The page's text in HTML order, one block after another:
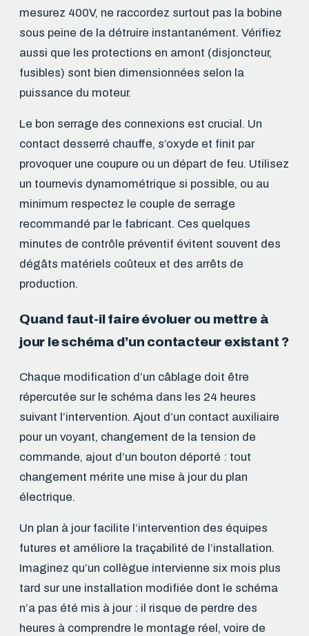
mesurez 400V, ne raccordez surtout pas la bobine
sous peine de la détruire instantanément. Vérifiez
aussi que les protections en amont (disjoncteur,
fusibles) sont bien dimensionnées selon la
puissance du moteur.
Le bon serrage des connexions est crucial. Un
contact desserré chauffe, s’oxyde et finit par
provoquer une coupure ou un départ de feu. Utilisez
un tournevis dynamométrique si possible, ou au
minimum respectez le couple de serrage
recommandé par le fabricant. Ces quelques
minutes de contrôle préventif évitent souvent des
dégâts matériels coûteux et des arrêts de
production.
Quand faut-il faire évoluer ou mettre à
jour le schéma d’un contacteur existant ?
Chaque modification d’un câblage doit être
répercutée sur le schéma dans les 24 heures
suivant l’intervention. Ajout d’un contact auxiliaire
pour un voyant, changement de la tension de
commande, ajout d’un bouton déporté : tout
changement mérite une mise à jour du plan
électrique.
Un plan à jour facilite l’intervention des équipes
futures et améliore la traçabilité de l’installation.
Imaginez qu’un collègue intervienne six mois plus
tard sur une installation modifiée dont le schéma
n’a pas été mis à jour : il risque de perdre des
heures à comprendre le montage réel, voire de